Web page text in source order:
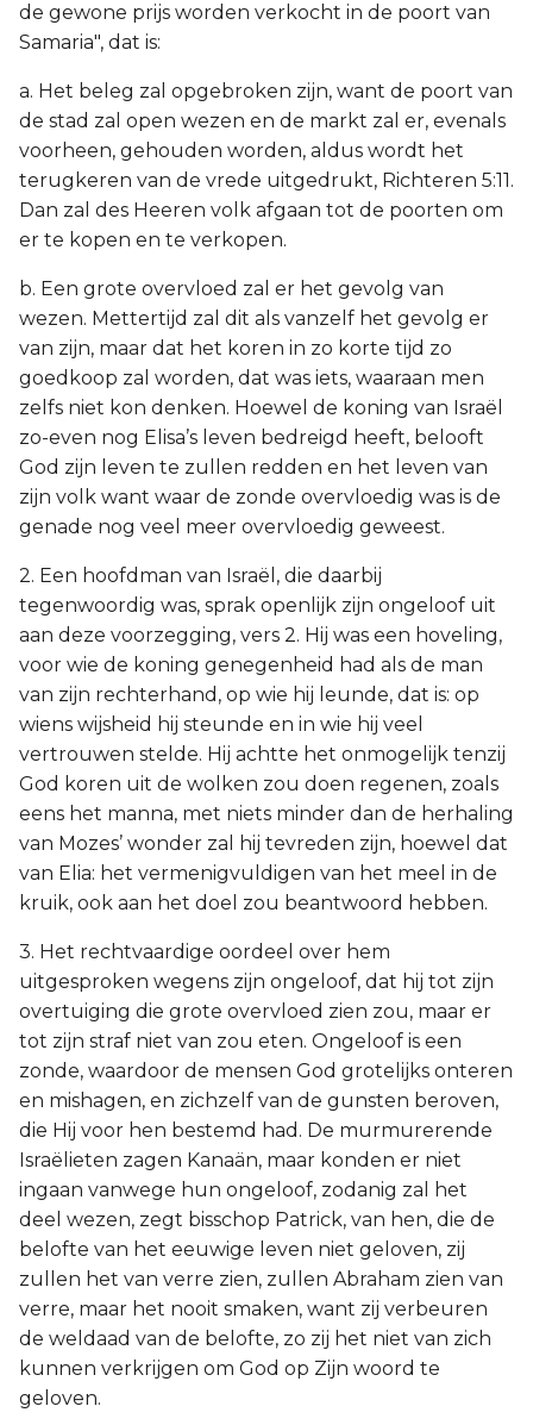
de gewone prijs worden verkocht in de poort van
Samaria", dat is:
a. Het beleg zal opgebroken zijn, want de poort van
de stad zal open wezen en de markt zal er, evenals
voorheen, gehouden worden, aldus wordt het
terugkeren van de vrede uitgedrukt, Richteren 5:11.
Dan zal des Heeren volk afgaan tot de poorten om
er te kopen en te verkopen.
b. Een grote overvloed zal er het gevolg van
wezen. Mettertijd zal dit als vanzelf het gevolg er
van zijn, maar dat het koren in zo korte tijd zo
goedkoop zal worden, dat was iets, waaraan men
zelfs niet kon denken. Hoewel de koning van Israël
zo-even nog Elisa’s leven bedreigd heeft, belooft
God zijn leven te zullen redden en het leven van
zijn volk want waar de zonde overvloedig was is de
genade nog veel meer overvloedig geweest.
2. Een hoofdman van Israël, die daarbij
tegenwoordig was, sprak openlijk zijn ongeloof uit
aan deze voorzegging, vers 2. Hij was een hoveling,
voor wie de koning genegenheid had als de man
van zijn rechterhand, op wie hij leunde, dat is: op
wiens wijsheid hij steunde en in wie hij veel
vertrouwen stelde. Hij achtte het onmogelijk tenzij
God koren uit de wolken zou doen regenen, zoals
eens het manna, met niets minder dan de herhaling
van Mozes’ wonder zal hij tevreden zijn, hoewel dat
van Elia: het vermenigvuldigen van het meel in de
kruik, ook aan het doel zou beantwoord hebben.
3. Het rechtvaardige oordeel over hem
uitgesproken wegens zijn ongeloof, dat hij tot zijn
overtuiging die grote overvloed zien zou, maar er
tot zijn straf niet van zou eten. Ongeloof is een
zonde, waardoor de mensen God grotelijks onteren
en mishagen, en zichzelf van de gunsten beroven,
die Hij voor hen bestemd had. De murmurerende
Israëlieten zagen Kanaän, maar konden er niet
ingaan vanwege hun ongeloof, zodanig zal het
deel wezen, zegt bisschop Patrick, van hen, die de
belofte van het eeuwige leven niet geloven, zij
zullen het van verre zien, zullen Abraham zien van
verre, maar het nooit smaken, want zij verbeuren
de weldaad van de belofte, zo zij het niet van zich
kunnen verkrijgen om God op Zijn woord te
geloven.